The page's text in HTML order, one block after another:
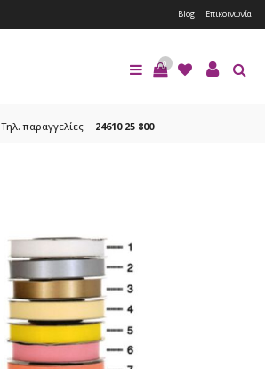
Blog Επικοινωνία
0
Τηλ. παραγγελίες 24610 25 800